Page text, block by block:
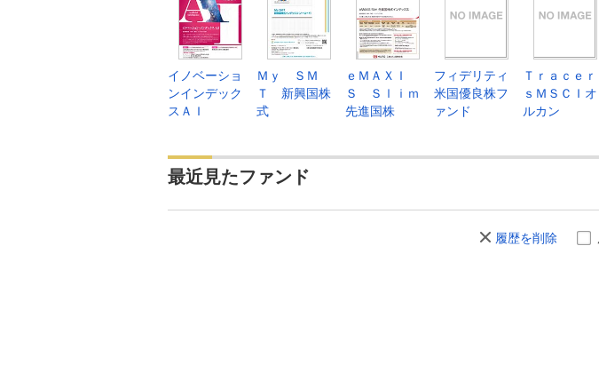
イノベーショ
ンインデック
スＡＩ
Ｍｙ ＳＭ
Ｔ 新興国株
式
ｅＭＡＸＩ
Ｓ Ｓｌｉｍ
先進国株
フィデリティ
米国優良株フ
ァンド
Ｔｒａｃｅｒ
ｓＭＳＣＩオ
ルカン
最近見たファンド
履歴を削除